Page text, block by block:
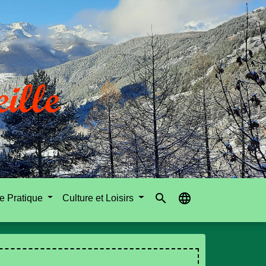
Pratique Culture et Loisirs search language